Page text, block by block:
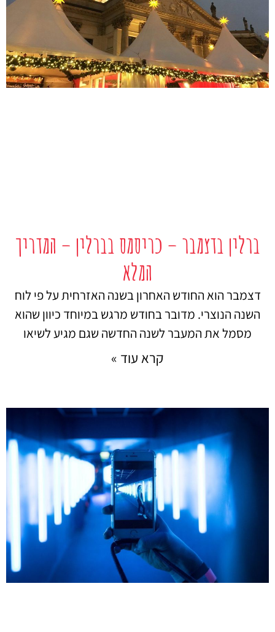
ברלין בדצמבר – כריסמס בברלין – המדריך
המלא
דצמבר הוא החודש האחרון בשנה האזרחית על פי לוח
השנה הנוצרי. מדובר בחודש מרגש במיוחד כיוון שהוא
מסמל את המעבר לשנה החדשה שגם מגיע לשיאו
קרא עוד »